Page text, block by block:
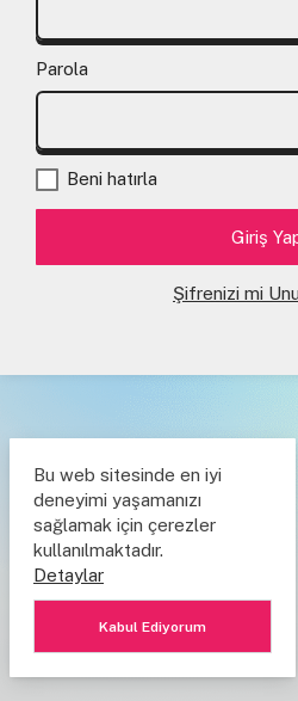
Parola
Beni hatırla
Şifrenizi mi
Bu web sitesinde en iyi
deneyimi yaşamanızı
sağlamak için çerezler
kullanılmaktadır.
Detaylar
Kabul Ediyorum